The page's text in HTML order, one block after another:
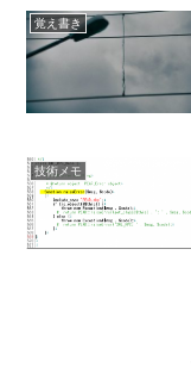
覚え書き
技術メモ